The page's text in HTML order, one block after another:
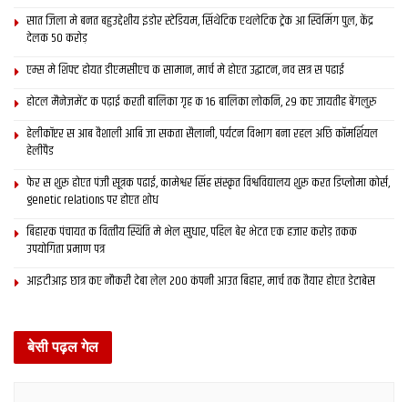
सात जिला मे बनत बहुउद्देशीय इंडोर स्‍टेडि‍यम, सिंथेटिक एथलेटिक ट्रेक आ स्विमिंग पुल, केंद्र
देलक 50 करोड़
एम्स मे शिफ्ट होयत डीएमसीएच क सामान, मार्च मे होएत उद्घाटन, नव सत्र स पढाई
होटल मैनेजमेंट क पढ़ाई करती बालिका गृह क 16 बालिका लोकनि, 29 कए जायतीह बेंगलुरु
हेलीकॉप्टर स आब वैशाली आबि जा सकता सैलानी, पर्यटन विभाग बना रहल अछि कॉमर्शियल
हेलीपैड
फेर स शुरू होएत पंजी सूत्रक पढाई, कामेश्वर सिंह संस्कृत विश्वविद्यालय शुरू करत डिप्लोमा कोर्स,
genetic relations पर होएत शोध
बिहारक पंचायत क वित्‍तीय स्थिति मे भेल सुधार, पहिल बेर भेटत एक हजार करोड़ तकक
उपयोगिता प्रमाण पत्र
आइटीआइ छात्र कए नौकरी देबा लेल 200 कंपनी आउत बिहार, मार्च तक तैयार होएत डेटाबेस
बेसी पढ़ल गेल